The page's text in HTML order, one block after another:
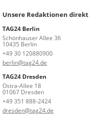
Unsere Redaktionen
TAG24 Berlin
Schönhauser Allee 36
10435 Berlin
+49 30 120880900
berlin@tag24.de
TAG24 Dresden
Ostra-Allee 18
01067 Dresden
+49 351 888-2424
dresden@tag24.de